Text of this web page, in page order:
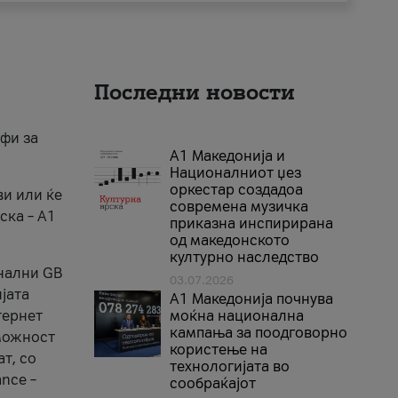
за
или ќе
– A1
GB
со
–
Последни новости
А1 Македонија и
Националниот џез
оркестар создадоа
современа музичка
приказна инспирирана
од македонското
културно наследство
03.07.2026
A1 Македонија почнува
моќна национална
кампања за поодговорно
користење на
технологијата во
сообраќајот